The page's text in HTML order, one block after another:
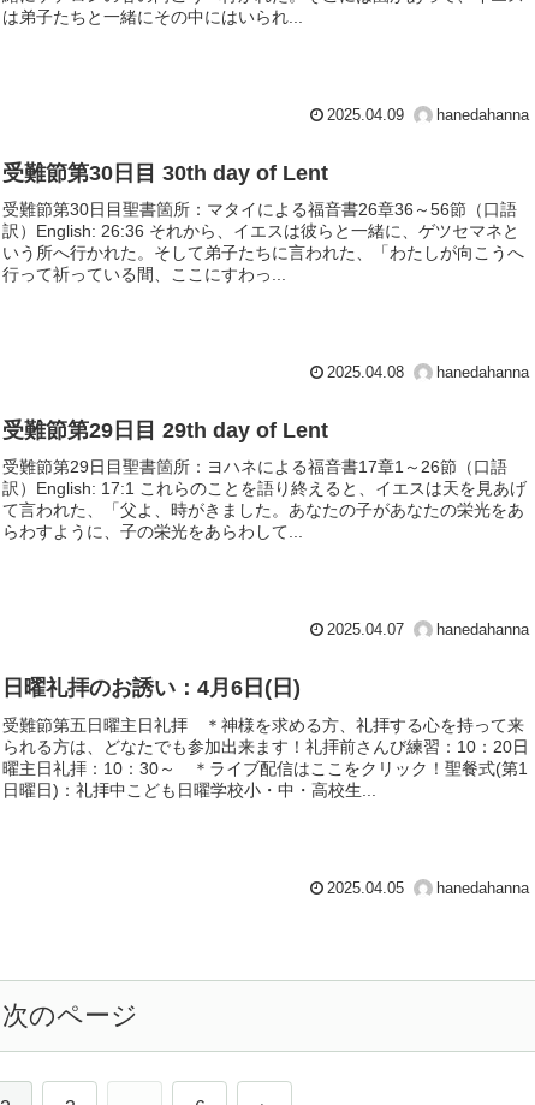
は弟子たちと一緒にその中にはいられ...
2025.04.09 hanedahanna
受難節第30日目 30th day of Lent
受難節第30日目聖書箇所：マタイによる福音書26章36～56節（口語
訳）English: 26:36 それから、イエスは彼らと一緒に、ゲツセマネと
いう所へ行かれた。そして弟子たちに言われた、「わたしが向こうへ
行って祈っている間、ここにすわっ...
2025.04.08 hanedahanna
受難節第29日目 29th day of Lent
受難節第29日目聖書箇所：ヨハネによる福音書17章1～26節（口語
訳）English: 17:1 これらのことを語り終えると、イエスは天を見あげ
て言われた、「父よ、時がきました。あなたの子があなたの栄光をあ
らわすように、子の栄光をあらわして...
2025.04.07 hanedahanna
日曜礼拝のお誘い：4月6日(日)
受難節第五日曜主日礼拝 ＊神様を求める方、礼拝する心を持って来
られる方は、どなたでも参加出来ます！礼拝前さんび練習：10：20日
曜主日礼拝：10：30～ ＊ライブ配信はここをクリック！聖餐式(第1
日曜日)：礼拝中こども日曜学校小・中・高校生...
2025.04.05 hanedahanna
次のページ